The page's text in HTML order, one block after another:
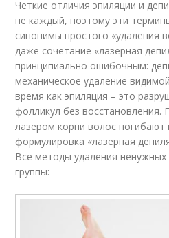
Четкие отличия эпиляции и
не каждый, поэтому эти
синонимы простого «удаления
даже сочетание «лазерная
принципиально ошибочным:
механическое удаление
время как эпиляция – это
фолликул без восстановления.
лазером корни волос погибают
формулировка «лазерная
Все методы удаления ненужных
группы: